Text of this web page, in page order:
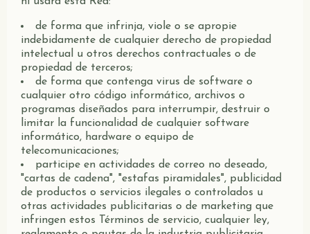
de forma que infrinja, viole o se apropie
indebidamente de cualquier derecho de propiedad
intelectual u otros derechos contractuales o de
propiedad de terceros;
de forma que contenga virus de software o
cualquier otro código informático, archivos o
programas diseñados para interrumpir, destruir o
limitar la funcionalidad de cualquier software
informático, hardware o equipo de
telecomunicaciones;
participe en actividades de correo no deseado,
"cartas de cadena", "estafas piramidales", publicidad
de productos o servicios ilegales o controlados u
otras actividades publicitarias o de marketing que
infringen estos Términos de servicio, cualquier ley,